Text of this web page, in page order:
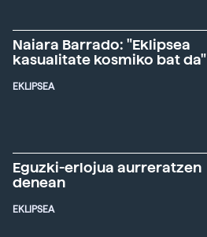
Naiara Barrado: "Eklipsea
kasualitate kosmiko bat da"
EKLIPSEA
Eguzki-erlojua aurreratzen
denean
EKLIPSEA